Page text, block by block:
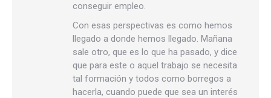
conseguir empleo.
Con esas perspectivas es como hemos
llegado a donde hemos llegado. Mañana
sale otro, que es lo que ha pasado, y dice
que para este o aquel trabajo se necesita
tal formación y todos como borregos a
hacerla, cuando puede que sea un interés